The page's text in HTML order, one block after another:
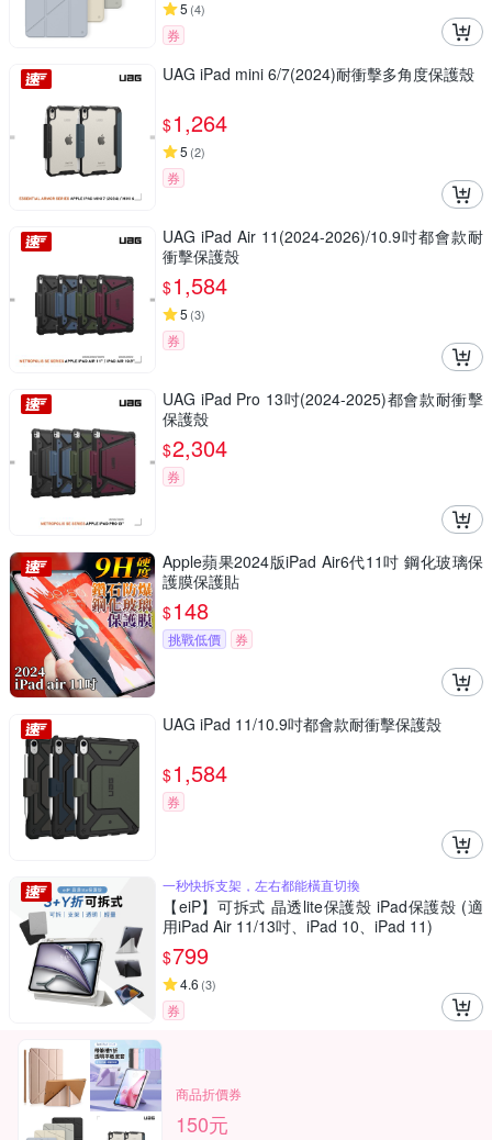
5 (4)
券
UAG iPad mini 6/7(2024)耐衝擊多角度保護殼
$1,264
5 (2)
券
UAG iPad Air 11(2024-2026)/10.9吋都會款耐
衝擊保護殼
$1,584
5 (3)
券
UAG iPad Pro 13吋(2024-2025)都會款耐衝擊
保護殼
$2,304
券
Apple蘋果2024版iPad Air6代11吋 鋼化玻璃保
護膜保護貼
$148
挑戰低價 券
UAG iPad 11/10.9吋都會款耐衝擊保護殼
$1,584
券
一秒快拆支架，左右都能橫直切換
【eiP】可拆式 晶透lite保護殼 iPad保護殼 (適
用iPad Air 11/13吋、iPad 10、iPad 11)
$799
4.6 (3)
券
商品折價券
150元